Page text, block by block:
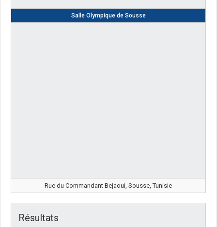
Salle Olympique de Sousse
Rue du Commandant Bejaoui, Sousse, Tunisie
Résultats